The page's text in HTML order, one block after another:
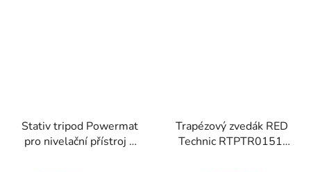
Stativ tripod Powermat
pro nivelační přístroj a
Trapézový zvedák RED
Technic RTPTR0151,